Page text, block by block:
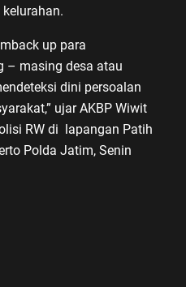
up para
– masing desa atau
dini persoalan
ujar AKBP Wiwit
RW di lapangan Patih
Polda Jatim, Senin